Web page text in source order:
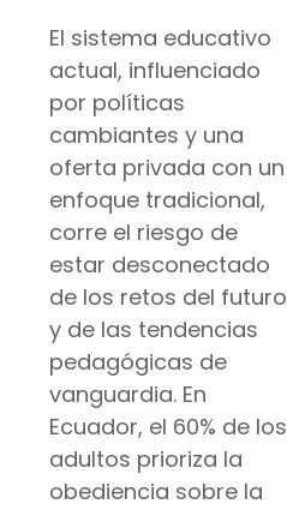
El sistema educativo
actual, influenciado
por políticas
cambiantes y una
oferta privada con un
enfoque tradicional,
corre el riesgo de
estar desconectado
de los retos del futuro
y de las tendencias
pedagógicas de
vanguardia. En
Ecuador, el 60% de los
adultos prioriza la
obediencia sobre la